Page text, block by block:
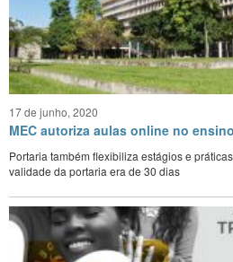
CONTATO
17 de junho, 2020
MEC autoriza aulas online no
Portaria também flexibiliza estágios e
validade da portaria era de 30 dias